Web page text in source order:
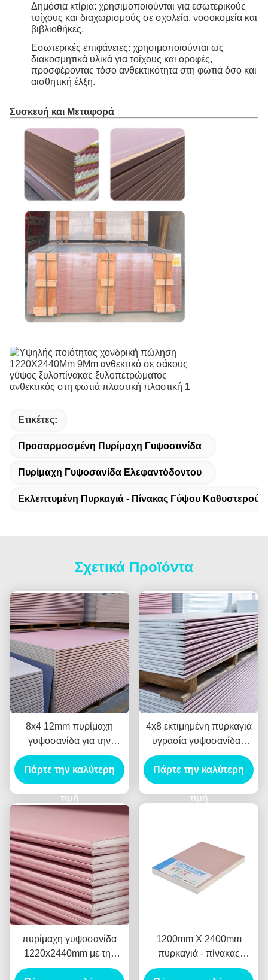
Δημόσια κτίρια: χρησιμοποιούνται για εσωτερικούς
τοίχους και διαχωρισμούς σε σχολεία, νοσοκομεία και
βιβλιοθήκες.
Εσωτερικές επιφάνειες: χρησιμοποιούνται ως
διακοσμητικά υλικά για τοίχους και οροφές,
προσφέροντας τόσο ανθεκτικότητα στη φωτιά όσο και
αισθητική έλξη.
Συσκευή και Μεταφορά
Ετικέτες:
Προσαρμοσμένη Πυρίμαχη Γυψοσανίδα
Πυρίμαχη Γυψοσανίδα Ελεφαντόδοντου
Εκλεπτυμένη Πυρκαγιά - Πίνακας Γύψου
Σχετικά Προϊόντα
8x4 12mm πυρίμαχη
γυψοσανίδα για την
οικοδόμηση του
χωρισμού διακοσμήσεων
Πάρτε την καλύτερη
τιμή
4x8 εκτιμημένη πυρκαγιά
υγρασία γυψοσανίδας
πινάκων γύψου -
απόδειξη 12mm για το
κτίριο γραφείων
Πάρτε την καλύτερη
τιμή
πυρίμαχη γυψοσανίδα
1220x2440mm με την
τετραγωνική εκλεπτυμένη
1200mm X 2400mm
πυρκαγιά - πίνακας
ασβεστοκονιάματος